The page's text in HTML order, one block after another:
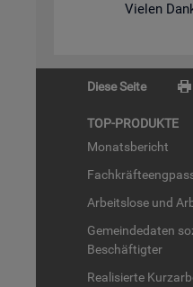
Vie­len
Diese Seite
TOP-PRO­DUK­TE
Mo­nats­be­richt
Ar­beits­lo­se und
Ge­mein­de­da­ten
Be­schäf­tig­ter
Rea­li­sier­te